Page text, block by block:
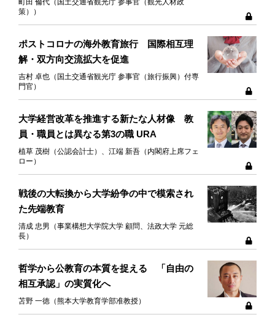
策））
ポストコロナの海外教育旅行 国際相互理
解・双方向交流拡大を促進
吉村 卓也（国土交通省観光庁 参事官（旅行振興）付専
門官）
大学経営改革を推進する新たな人材像 教
員・職員とは異なる第3の職 URA
植草 茂樹（公認会計士）、江端 新吾（内閣府上席フェ
ロー）
戦後の大転換から大学紛争の中で模索され
た先端教育
清成 忠男（事業構想大学院大学 顧問、法政大学 元総
長）
哲学から公教育の本質を捉える 「自由の
相互承認」の実質化へ
苫野 一徳（熊本大学教育学部准教授）